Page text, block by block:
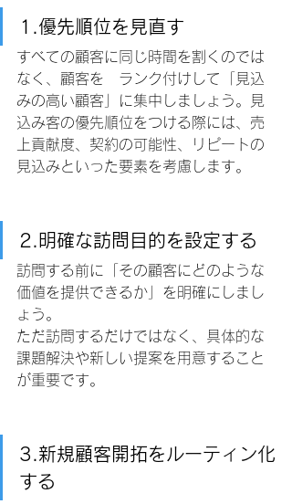
1.優先順位を見直す
すべての顧客に同じ時間を割くのでは
なく、顧客を　ランク付けして「見込
みの高い顧客」に集中しましょう。見
込み客の優先順位をつける際には、売
上貢献度、契約の可能性、リピートの
見込みといった要素を考慮します。
2.明確な訪問目的を設定する
訪問する前に「その顧客にどのような
価値を提供できるか」を明確にしまし
ょう。
ただ訪問するだけではなく、具体的な
課題解決や新しい提案を用意すること
が重要です。
3.新規顧客開拓をルーティン化
する